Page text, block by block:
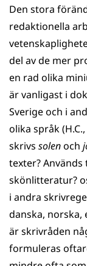
Den stora
redaktionella
del av de mer
en rad olika
är vanligast i
Sverige och i
olika språk
skrivs solenoch
texter?
skönlitteratur?
i andra
danska, norska,
är skrivråden
formuleras